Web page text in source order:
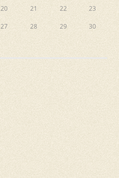
20 21 22 23
27 28 29 30